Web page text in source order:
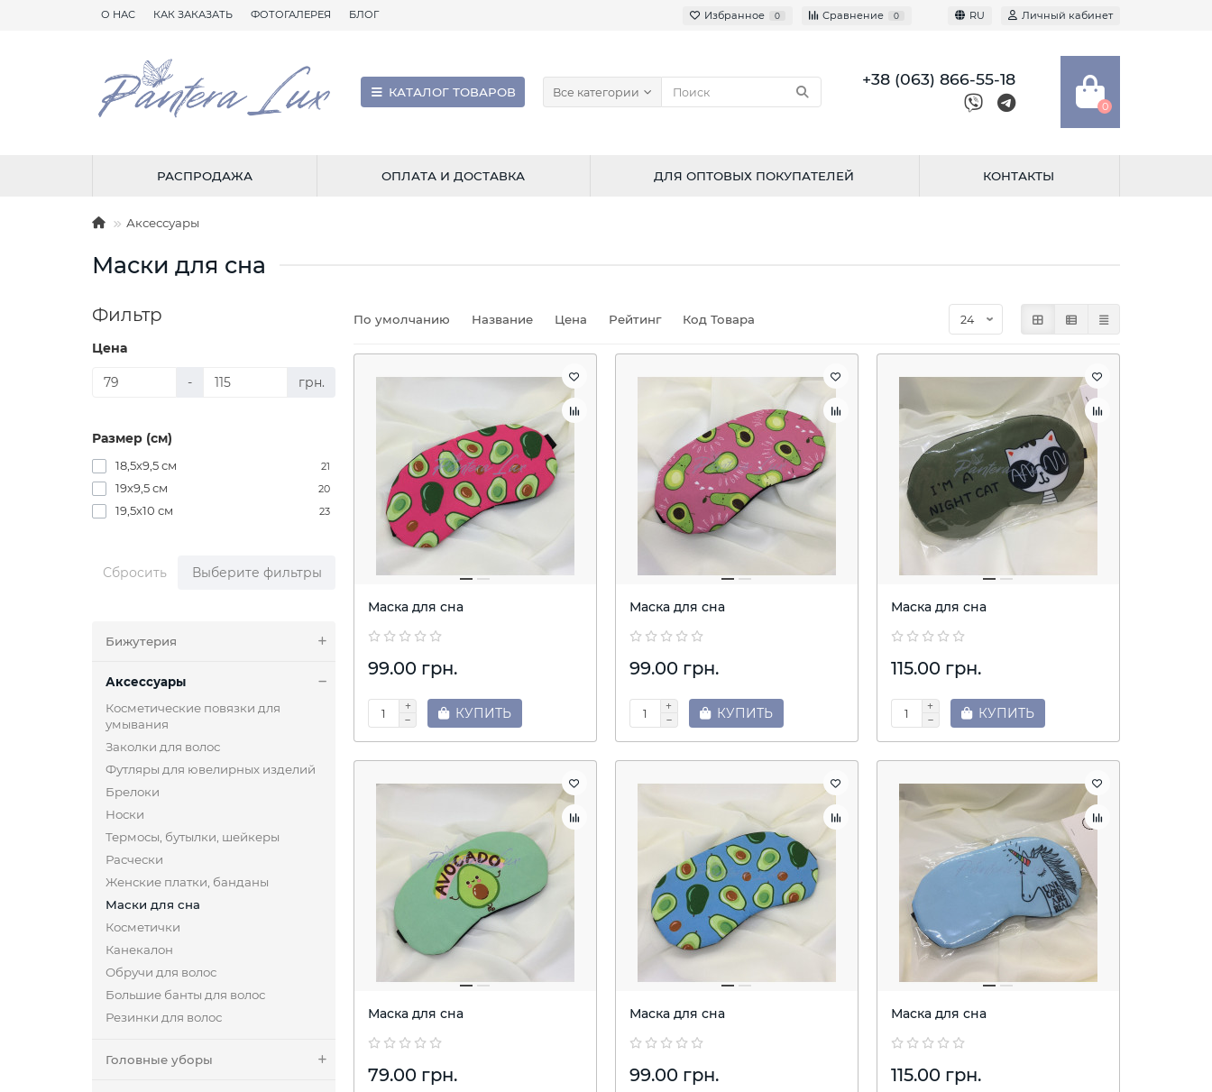
О НАС КАК ЗАКАЗАТЬ ФОТОГАЛЕРЕЯ БЛОГ Избранное 0 Сравнение 0 RU Личный кабинет
КАТАЛОГ ТОВАРОВ Все категории
+38 (063) 866-55-18
0
РАСПРОДАЖА ОПЛАТА И ДОСТАВКА ДЛЯ ОПТОВЫХ ПОКУПАТЕЛЕЙ КОНТАКТЫ
Аксессуары
Маски для сна
Фильтр
Цена
- грн.
Размер (см)
18,5х9,5 см 21
19х9,5 см 20
19,5х10 см 23
Сбросить Выберите фильтры
Бижутерия
Аксессуары
Косметические повязки для
умывания
Заколки для волос
Футляры для ювелирных изделий
Брелоки
Носки
Термосы, бутылки, шейкеры
Расчески
Женские платки, банданы
Маски для сна
Косметички
Канекалон
Обручи для волос
Большие банты для волос
Резинки для волос
Головные уборы
По умолчанию Название Цена Рейтинг Код Товара
Маска для сна
99.00 грн.
КУПИТЬ
Маска для сна
99.00 грн.
КУПИТЬ
Маска для сна
115.00 грн.
КУПИТЬ
Маска для сна
79.00 грн.
Маска для сна
99.00 грн.
Маска для сна
115.00 грн.